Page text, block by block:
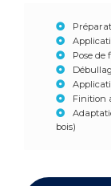
Pose de
Finition
bois)